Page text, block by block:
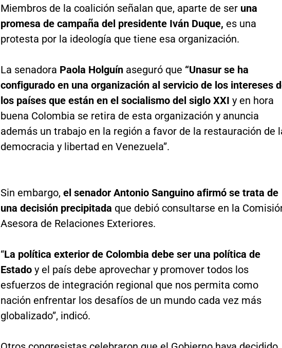
Miembros de la coalición señalan que, aparte de ser una
promesa de campaña del presidente Iván Duque, es una
protesta por la ideología que tiene esa organización.
La senadora Paola Holguín aseguró que “Unasur se ha
configurado en una organización al servicio de los intereses
los países que están en el socialismo del siglo XXI y en hora
buena Colombia se retira de esta organización y anuncia
además un trabajo en la región a favor de la restauración de
democracia y libertad en Venezuela”.
Sin embargo, el senador Antonio Sanguino afirmó se trata de
una decisión precipitada que debió consultarse en la
Asesora de Relaciones Exteriores.
“La política exterior de Colombia debe ser una política de
Estadoy el país debe aprovechar y promover todos los
esfuerzos de integración regional que nos permita como
nación enfrentar los desafíos de un mundo cada vez más
globalizado”, indicó.